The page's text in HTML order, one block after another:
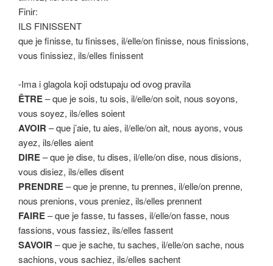
Finir:
ILS FINISSENT
que je finisse, tu finisses, il/elle/on finisse, nous finissions,
vous finissiez, ils/elles finissent
-Ima i glagola koji odstupaju od ovog pravila
ÊTRE– que je sois, tu sois, il/elle/on soit, nous soyons,
vous soyez, ils/elles soient
AVOIR – que j’aie, tu aies, il/elle/on ait, nous ayons, vous
ayez, ils/elles aient
DIRE– que je dise, tu dises, il/elle/on dise, nous disions,
vous disiez, ils/elles disent
PRENDRE– que je prenne, tu prennes, il/elle/on prenne,
nous prenions, vous preniez, ils/elles prennent
FAIRE– que je fasse, tu fasses, il/elle/on fasse, nous
fassions, vous fassiez, ils/elles fassent
SAVOIR – que je sache, tu saches, il/elle/on sache, nous
sachions, vous sachiez, ils/elles sachent